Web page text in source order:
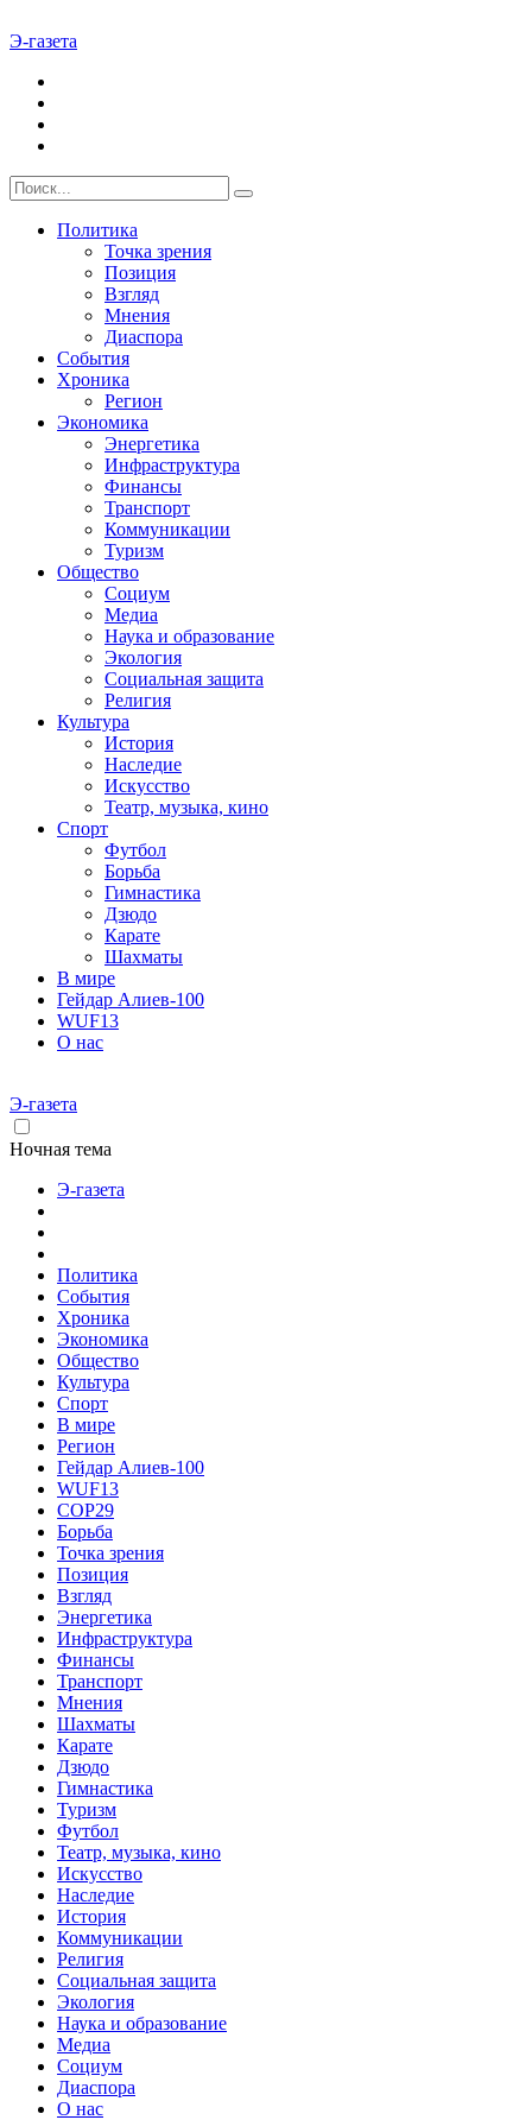
Э-газета
Политика
Точка зрения
Позиция
Взгляд
Мнения
Диаспора
События
Хроника
Регион
Экономика
Энергетика
Инфраструктура
Финансы
Транспорт
Коммуникации
Туризм
Общество
Социум
Медиа
Наука и образование
Экология
Социальная защита
Религия
Культура
История
Наследие
Искусство
Театр, музыка, кино
Спорт
Футбол
Борьба
Гимнастика
Дзюдо
Карате
Шахматы
В мире
Гейдар Алиев-100
WUF13
О нас
Э-газета
Ночная тема
Э-газета
Политика
События
Хроника
Экономика
Общество
Культура
Спорт
В мире
Регион
Гейдар Алиев-100
WUF13
COP29
Борьба
Точка зрения
Позиция
Взгляд
Энергетика
Инфраструктура
Финансы
Транспорт
Мнения
Шахматы
Карате
Дзюдо
Гимнастика
Туризм
Футбол
Театр, музыка, кино
Искусство
Наследие
История
Коммуникации
Религия
Социальная защита
Экология
Наука и образование
Медиа
Социум
Диаспора
О нас